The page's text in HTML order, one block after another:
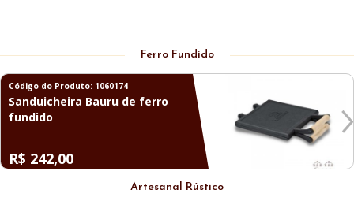
Ferro Fundido
Código do Produto: 1060198
Frigideira Nº 22 com cabo de
madeira e tampa de ferro
R$ 166,00
Artesanal Rústico